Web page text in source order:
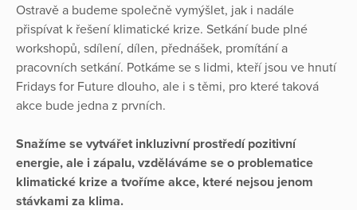
Ostravě a budeme společně vymýšlet, jak i nadále
přispívat k řešení klimatické krize. Setkání bude plné
workshopů, sdílení, dílen, přednášek, promítání a
pracovních setkání. Potkáme se s lidmi, kteří jsou ve hnutí
Fridays for Future dlouho, ale i s těmi, pro které taková
akce bude jedna z prvních.
Snažíme se vytvářet inkluzivní prostředí pozitivní
energie, ale i zápalu, vzděláváme se o problematice
klimatické krize a tvoříme akce, které nejsou jenom
stávkami za klima.